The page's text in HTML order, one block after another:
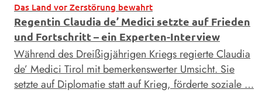
Das Land vor Zerstörung bewahrt
Regentin Claudia de’ Medici setzte auf Frieden
und Fortschritt – ein Experten-Interview
Während des Dreißigjährigen Kriegs regierte Claudia
de’ Medici Tirol mit bemerkenswerter Umsicht. Sie
setzte auf Diplomatie statt auf Krieg, förderte soziale …